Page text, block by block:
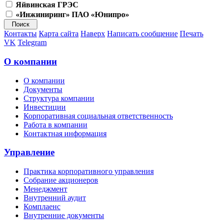
Яйвинская ГРЭС
«Инжиниринг» ПАО «Юнипро»
Контакты Карта сайта Наверх Написать сообщение Печать
VK Telegram
О компании
О компании
Документы
Структура компании
Инвестиции
Корпоративная социальная ответственность
Работа в компании
Контактная информация
Управление
Практика корпоративного управления
Собрание акционеров
Менеджмент
Внутренний аудит
Комплаенс
Внутренние документы